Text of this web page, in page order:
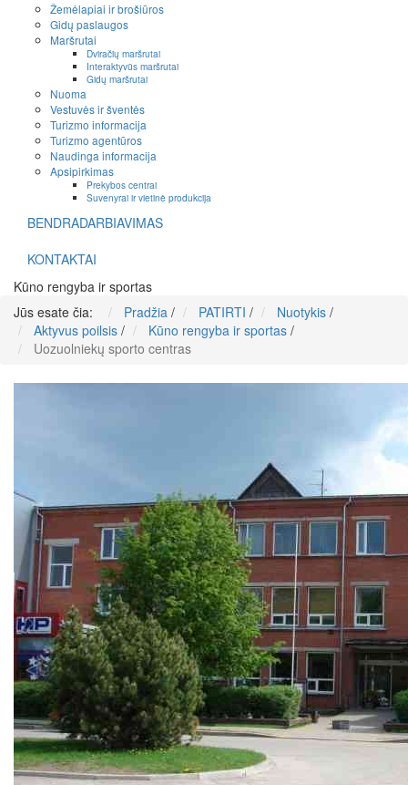
Žemėlapiai ir brošiūros
Gidų paslaugos
Maršrutai
Dviračių maršrutai
Interaktyvūs maršrutai
Gidų maršrutai
Nuoma
Vestuvės ir šventės
Turizmo informacija
Turizmo agentūros
Naudinga informacija
Apsipirkimas
Prekybos centrai
Suvenyrai ir vietinė produkcija
BENDRADARBIAVIMAS
KONTAKTAI
Kūno rengyba ir sportas
Jūs esate čia:
Pradžia / PATIRTI / Nuotykis /
Aktyvus poilsis / Kūno rengyba ir sportas /
Uozuolniekų sporto centras